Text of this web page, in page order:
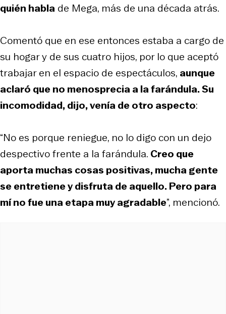
quién habla de Mega, más de una década atrás.
Comentó que en ese entonces estaba a cargo de
su hogar y de sus cuatro hijos, por lo que aceptó
trabajar en el espacio de espectáculos, aunque
aclaró que no menosprecia a la farándula. Su
incomodidad, dijo, venía de otro aspecto:
“No es porque reniegue, no lo digo con un dejo
despectivo frente a la farándula. Creo que
aporta muchas cosas positivas, mucha gente
se entretiene y disfruta de aquello. Pero para
mí no fue una etapa muy agradable”, mencionó.